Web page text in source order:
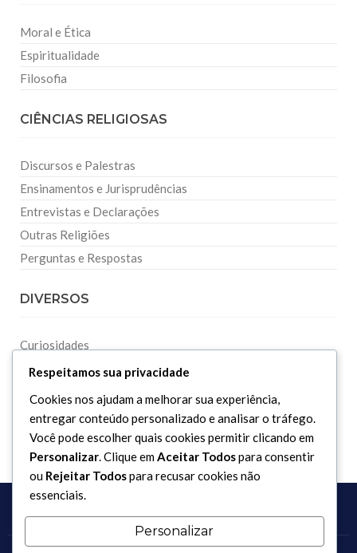
Moral e Ética
Espiritualidade
Filosofia
CIÊNCIAS RELIGIOSAS
Discursos e Palestras
Ensinamentos e Jurisprudências
Entrevistas e Declarações
Outras Religiões
Perguntas e Respostas
DIVERSOS
Curiosidades
Dicionário Islâmico
Respeitamos sua privacidade
Cookies nos ajudam a melhorar sua experiência,
entregar conteúdo personalizado e analisar o tráfego.
Você pode escolher quais cookies permitir clicando em
Personalizar. Clique emAceitar Todospara consentir
ou Rejeitar Todospara recusar cookies não
essenciais.
Personalizar